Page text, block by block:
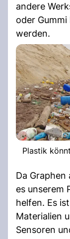
andere
oder
werden.
Plastik
Da
es unserem
helfen. Es
Materialien
Sensoren